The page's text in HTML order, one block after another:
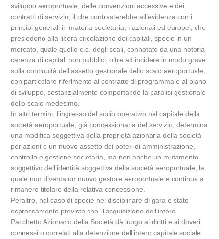
sviluppo aeroportuale, delle convenzioni accessive e dei
contratti di servizio, il che contrasterebbe all’evidenza con i
principi generali in materia societaria, nazionali ed europei, che
presiedono alla libera circolazione dei capitali, specie in un
mercato, quale quello c.d. degli scali, connotato da una notoria
carenza di capitali non pubblici, oltre ad incidere in modo grave
sulla continuità dell’assetto gestionale dello scalo aeroportuale,
con particolare riferimento al contratto di programma e al piano
di sviluppo, sostanzialmente comportando la paralisi gestionale
dello scalo medesimo.
In altri termini, l’ingresso del socio operativo nel capitale della
società aeroportuale, già concessionaria del servizio, determina
una modifica soggettiva della proprietà azionaria della società
per azioni e un nuovo assetto dei poteri di amministrazione,
controllo e gestione societaria, ma non anche un mutamento
soggettivo dell’identità soggettiva della società aeroportuale, la
quale non diventa un nuovo gestore aeroportuale e continua a
rimanere titolare della relativa concessione.
Peraltro, nel caso di specie nel disciplinare di gara è stato
espressamente previsto che “l’acquisizione dell’intero
Pacchetto Azionario della Società dà luogo ai diritti e ai doveri
connessi o correlati alla detenzione dell’intero capitale sociale